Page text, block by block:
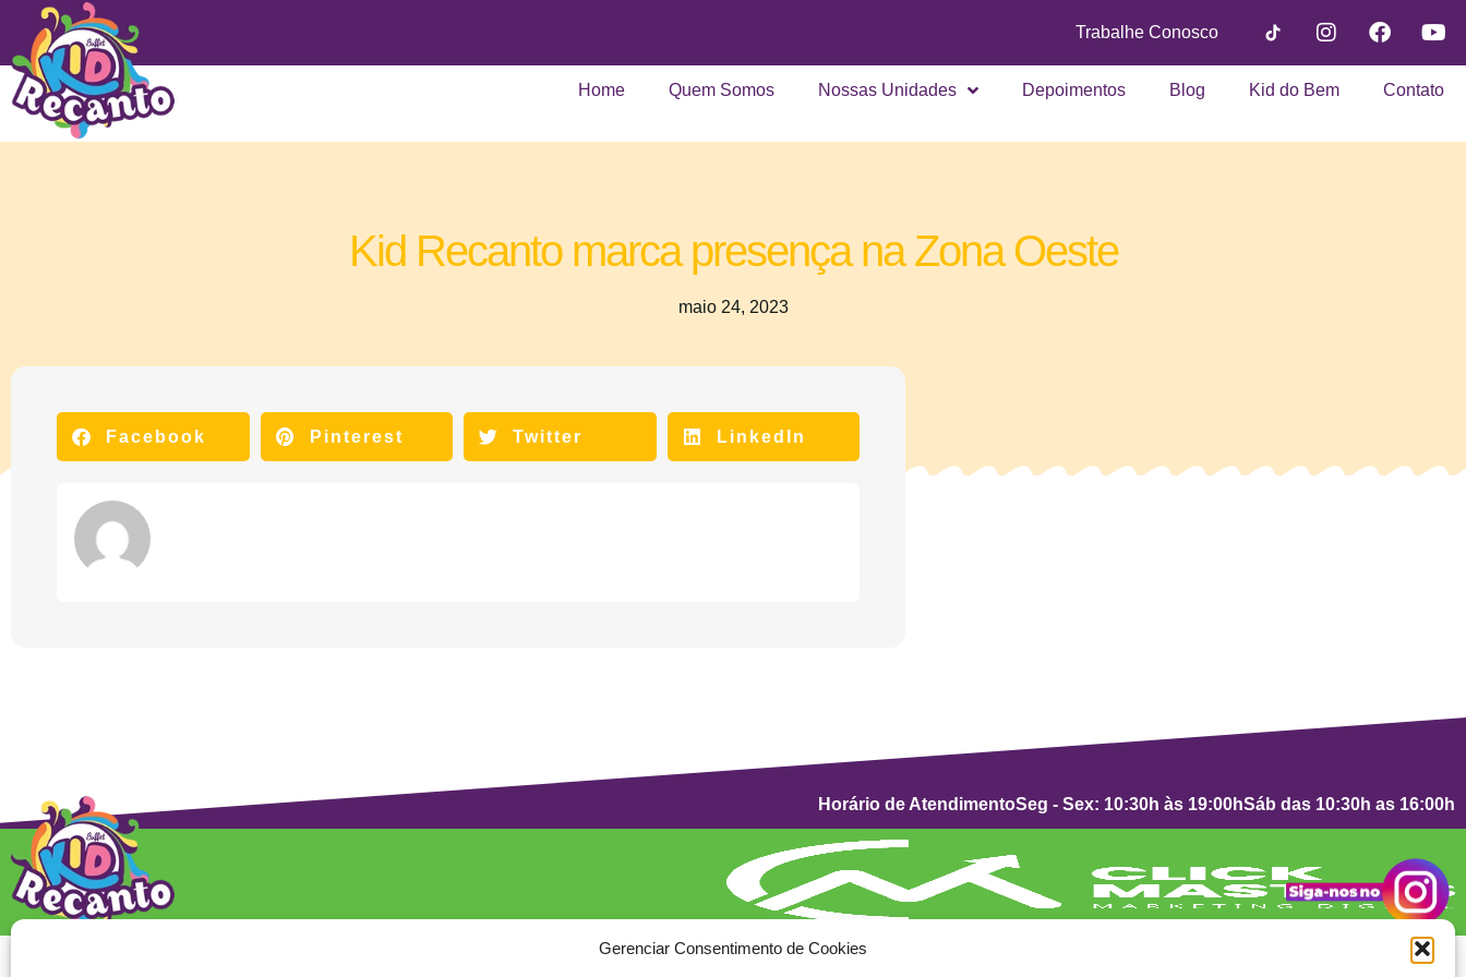
Gerenciar Consentimento de Cookies
Trabalhe Conosco
Home Quem Somos Nossas Unidades Depoimentos Blog Kid do Bem Contato
Kid Recanto marca presença na Zona Oeste
maio 24, 2023
Facebook Pinterest Twitter LinkedIn
Horário de AtendimentoSeg - Sex: 10:30h às 19:00hSáb das 10:30h as 16:00h